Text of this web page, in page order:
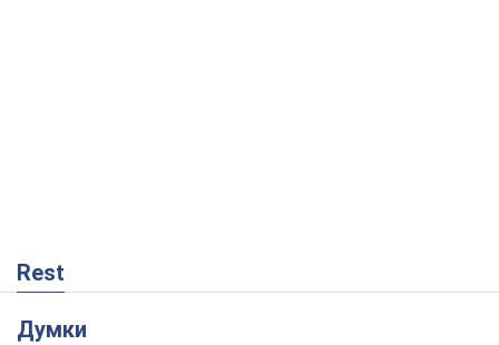
Rest
Думки